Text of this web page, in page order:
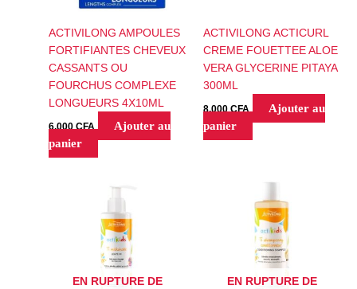
ACTIVILONG AMPOULES
FORTIFIANTES CHEVEUX
CASSANTS OU
FOURCHUS COMPLEXE
LONGUEURS 4X10ML
6,000CFA
Ajouter au
panier
ACTIVILONG ACTICURL
CREME FOUETTEE ALOE
VERA GLYCERINE PITAYA
300ML
8,000CFA
Ajouter au
panier
EN RUPTURE DE
EN RUPTURE DE